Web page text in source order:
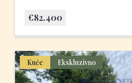
€82.400
Kuće Ekskluzivno